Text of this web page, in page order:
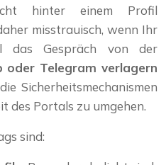
hinter einem Profil
misstrauisch, wenn Ihr
das Gespräch von der
oder Telegram verlagern
Sicherheitsmechanismen
des Portals zu umgehen.
sind: